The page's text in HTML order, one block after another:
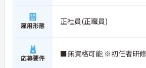
もと、困った時もすぐにお互いをフォローし
す。
【残業が少なく独自の休暇制度も完備され、
に安定して働ける環境です】
雇用形態 正社員(正職員)
応募要件 ■無資格可能 ※初任者研